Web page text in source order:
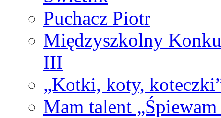
Puchacz Piotr
Międzyszkolny
III
„Kotki, koty,
Mam talent